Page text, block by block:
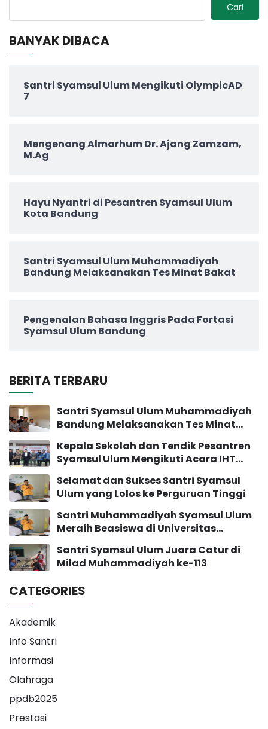
Cari
BANYAK DIBACA
Santri Syamsul Ulum Mengikuti OlympicAD
7
Mengenang Almarhum Dr. Ajang Zamzam,
M.Ag
Hayu Nyantri di Pesantren Syamsul Ulum
Kota Bandung
Santri Syamsul Ulum Muhammadiyah
Bandung Melaksanakan Tes Minat Bakat
Pengenalan Bahasa Inggris Pada Fortasi
Syamsul Ulum Bandung
BERITA TERBARU
Santri Syamsul Ulum Muhammadiyah
Bandung Melaksanakan Tes Minat
Kepala Sekolah dan Tendik Pesantren
Syamsul Ulum Mengikuti Acara IHT
Selamat dan Sukses Santri Syamsul
Ulum yang Lolos ke Perguruan Tinggi
Santri Muhammadiyah Syamsul Ulum
Meraih Beasiswa di Universitas
Santri Syamsul Ulum Juara Catur di
Milad Muhammadiyah ke-113
CATEGORIES
Akademik
Info Santri
Informasi
Olahraga
ppdb2025
Prestasi